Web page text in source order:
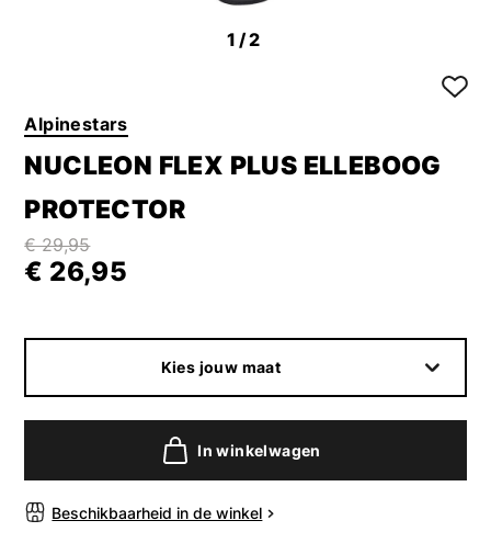
1/2
Alpinestars
NUCLEON FLEX PLUS ELLEBOOG
PROTECTOR
€ 29,95
€ 26,95
Kies jouw maat
In winkelwagen
Beschikbaarheid in de winkel